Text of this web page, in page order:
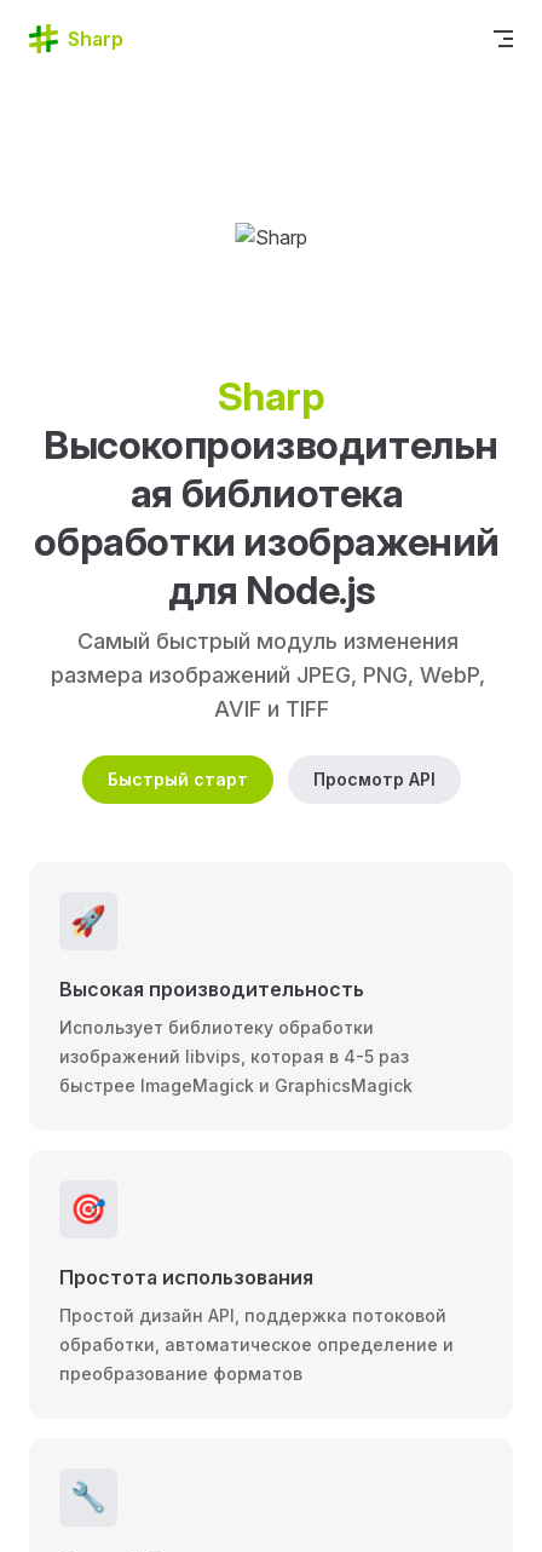
Skip to content
Sharp
Sharp
Высокопроизводительн
ая библиотека
обработки изображений
для Node.js
Самый быстрый модуль изменения
размера изображений JPEG, PNG, WebP,
AVIF и TIFF
Быстрый старт Просмотр API
🚀
Высокая производительность
Использует библиотеку обработки
изображений libvips, которая в 4-5 раз
быстрее ImageMagick и GraphicsMagick
🎯
Простота использования
Простой дизайн API, поддержка потоковой
обработки, автоматическое определение и
преобразование форматов
🔧